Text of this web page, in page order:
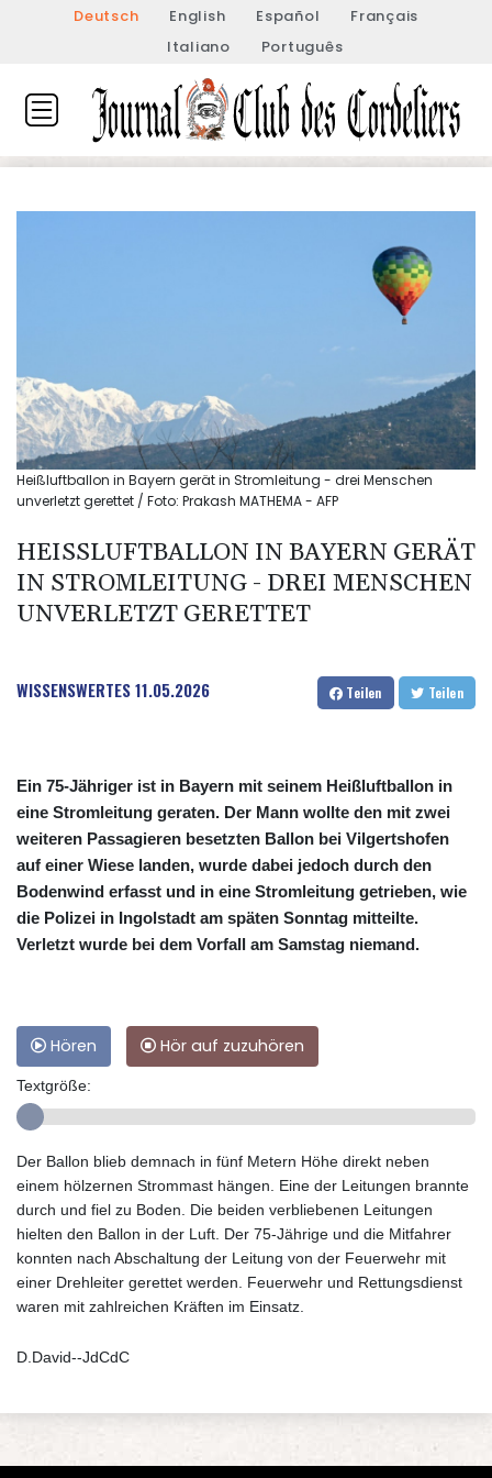
Deutsch English Español
Français
Italiano
Português
Heißluftballon in Bayern gerät in Stromleitung - drei Menschen
unverletzt gerettet / Foto: Prakash MATHEMA - AFP
HEISSLUFTBALLON IN BAYERN GERÄT I
N STROMLEITUNG - DREI MENSCHEN U
NVERLETZT GERETTET
WISSENSWERTES11.05.2026 Teilen Teilen
Ein 75-Jähriger ist in Bayern mit seinem Heißluftballon in
eine Stromleitung geraten. Der Mann wollte den mit zwei
weiteren Passagieren besetzten Ballon bei Vilgertshofen
auf einer Wiese landen, wurde dabei jedoch durch den
Bodenwind erfasst und in eine Stromleitung getrieben, wie
die Polizei in Ingolstadt am späten Sonntag mitteilte.
Verletzt wurde bei dem Vorfall am Samstag niemand.
Hören Hör auf zuzuhören
Textgröße:
Der Ballon blieb demnach in fünf Metern Höhe direkt neben
einem hölzernen Strommast hängen. Eine der Leitungen brannte
durch und fiel zu Boden. Die beiden verbliebenen Leitungen
hielten den Ballon in der Luft. Der 75-Jährige und die Mitfahrer
konnten nach Abschaltung der Leitung von der Feuerwehr mit
einer Drehleiter gerettet werden. Feuerwehr und Rettungsdienst
waren mit zahlreichen Kräften im Einsatz.
D.David--JdCdC